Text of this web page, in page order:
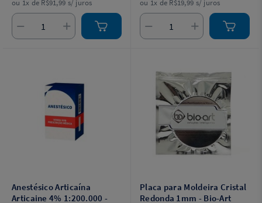
ou 1x de R$91,99 s/ juros ou 1x de R$19,99 s/ juros
Anestésico Articaína
Articaine 4% 1:200.000 -
Placa para Moldeira Cristal
Redonda 1mm - Bio-Art